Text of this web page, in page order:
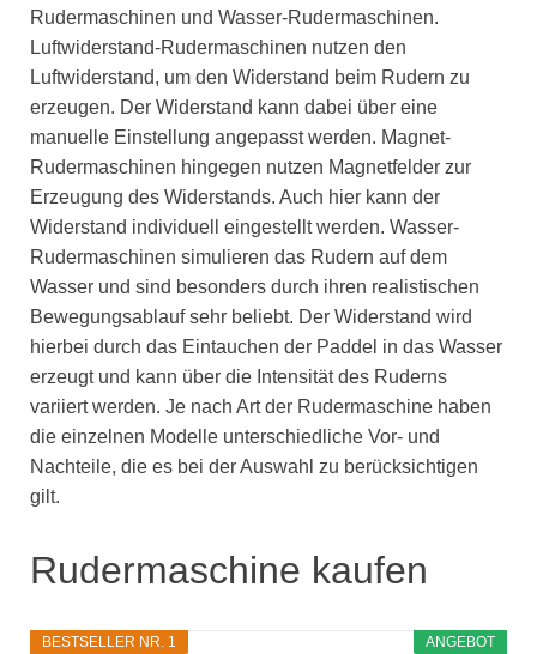
Rudermaschinen und Wasser-Rudermaschinen.
Luftwiderstand-Rudermaschinen nutzen den
Luftwiderstand, um den Widerstand beim Rudern zu
erzeugen. Der Widerstand kann dabei über eine
manuelle Einstellung angepasst werden. Magnet-
Rudermaschinen hingegen nutzen Magnetfelder zur
Erzeugung des Widerstands. Auch hier kann der
Widerstand individuell eingestellt werden. Wasser-
Rudermaschinen simulieren das Rudern auf dem
Wasser und sind besonders durch ihren realistischen
Bewegungsablauf sehr beliebt. Der Widerstand wird
hierbei durch das Eintauchen der Paddel in das Wasser
erzeugt und kann über die Intensität des Ruderns
variiert werden. Je nach Art der Rudermaschine haben
die einzelnen Modelle unterschiedliche Vor- und
Nachteile, die es bei der Auswahl zu berücksichtigen
gilt.
Rudermaschine kaufen
ANGEBOT
BESTSELLER NR. 1